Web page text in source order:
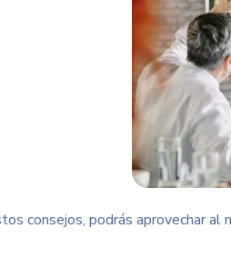
consejos, podrás aprovechar